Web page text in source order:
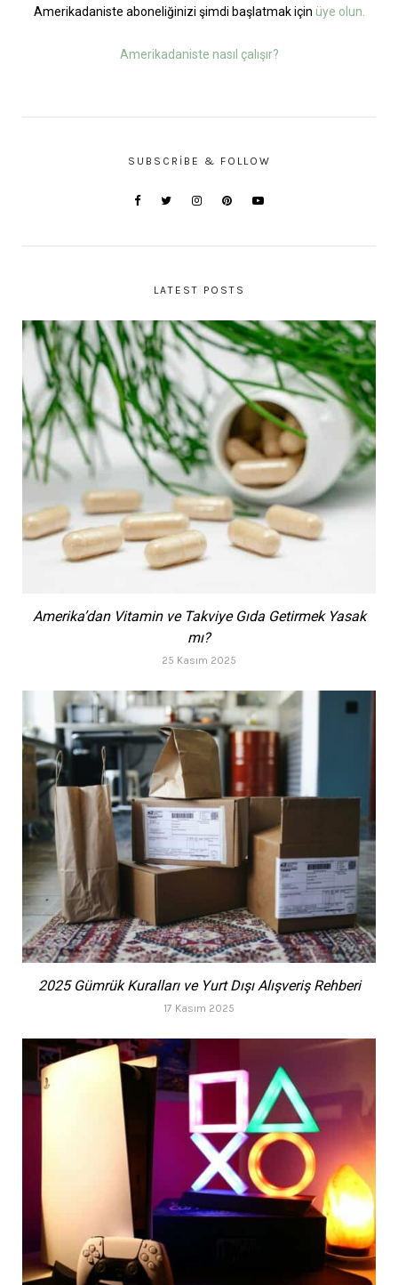
Amerikadaniste aboneliğinizi şimdi başlatmak için üye olun.
Amerikadaniste nasıl çalışır?
SUBSCRIBE & FOLLOW
LATEST POSTS
Amerika’dan Vitamin ve Takviye Gıda Getirmek Yasak
mı?
25 Kasım 2025
2025 Gümrük Kuralları ve Yurt Dışı Alışveriş Rehberi
17 Kasım 2025